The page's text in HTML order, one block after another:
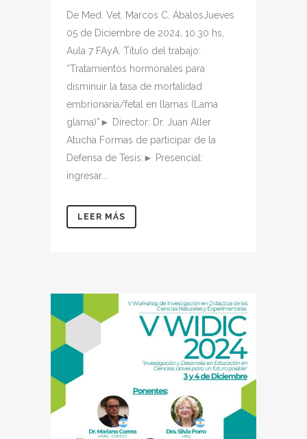
De Med. Vet. Marcos C. ÁbalosJueves
05 de Diciembre de 2024, 10.30 hs,
Aula 7 FAyA. Título del trabajo:
“Tratamientos hormonales para
disminuir la tasa de mortalidad
embrionaria/fetal en llamas (Lama
glama)”► Director: Dr. Juan Aller
Atucha Formas de participar de la
Defensa de Tesis:► Presencial:
ingresar...
LEER MÁS